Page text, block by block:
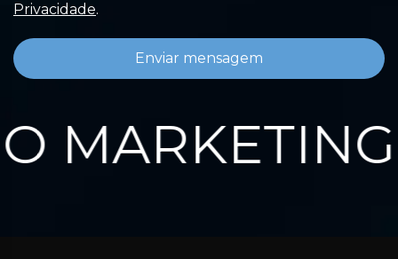
Privacidade.
Enviar mensagem
MARKETING